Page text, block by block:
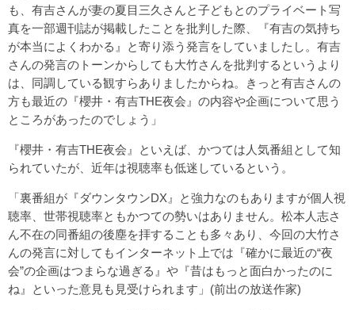
も、有吉さんが妻の夏目三久さんと子どもとのプライベート写
真を一部週刊誌が掲載したことを批判した際、『有吉の気持ち
が本当によくわかる』と寄り添う発言をしていましたし。有吉
さんの発言のトーンからしても大竹さんを批判するというより
は、同調している観すらありましたからね。きっと有吉さんの
方も最近の『櫻井・有吉THE夜会』の内容や企画について思う
ところがあったのでしょう」
『櫻井・有吉THE夜会』といえば、かつては人気番組として知
られていたが、近年は視聴率も低迷しているという。
「裏番組が『ダウンタウンDX』と強力なのもありますが個人視
聴率、世帯視聴率ともかつての勢いはありません。松本人志さ
ん不在の同番組の後塵を拝することも多々あり、今回の大竹さ
んの発言に対してもインターネット上では『確かに最近の“夜
会”の企画はつまらな過ぎる』や『昔はもっと面白かったのに
ね』といった意見も見受けられます」(前出の放送作家)